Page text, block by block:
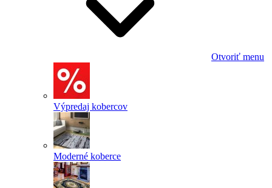
Otvoriť menu
Výpredaj kobercov
Moderné koberce